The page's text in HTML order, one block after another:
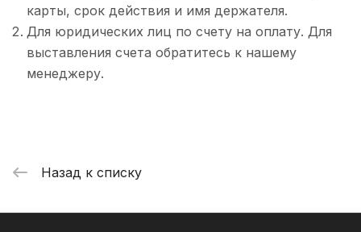
карты, срок действия и имя держателя.
Для юридических лиц по счету на оплату. Для
выставления счета обратитесь к нашему
менеджеру.
Назад к списку